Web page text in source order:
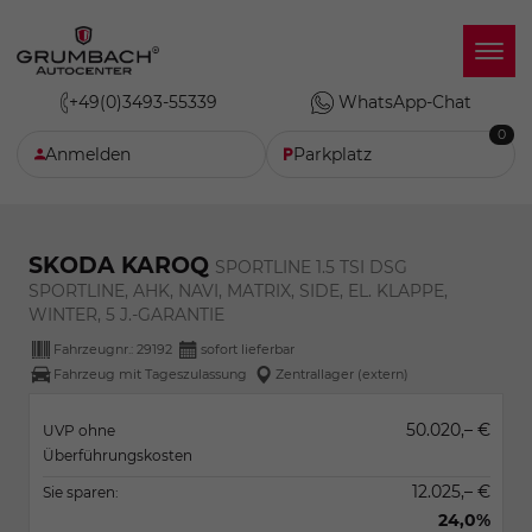
+49(0)3493-55339 WhatsApp-Chat
Anmelden Parkplatz
0
SKODA KAROQ SPORTLINE 1.5 TSI DSG
SPORTLINE, AHK, NAVI, MATRIX, SIDE, EL. KLAPPE,
WINTER, 5 J.-GARANTIE
Fahrzeugnr.: 29192
sofort lieferbar
Fahrzeug mit Tageszulassung
Zentrallager (extern)
UVP ohne
Überführungskosten
50.020,– €
Sie sparen:
12.025,– €
24,0%